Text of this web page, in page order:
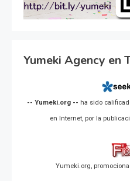
Yumeki Agency en
-- Yumeki.org -- ha sido
en Internet, por la
Yumeki.org,